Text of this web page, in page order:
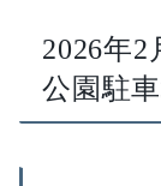
2026年2
公園駐